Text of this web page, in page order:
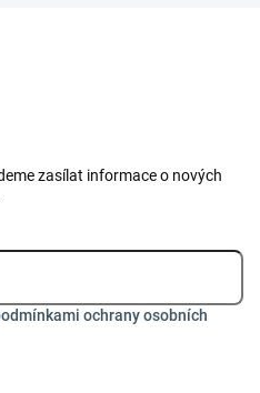
zasílat informace o nových
ochrany osobních